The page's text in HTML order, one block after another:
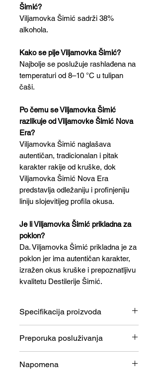
Šimić?
Viljamovka Šimić sadrži 38%
alkohola.
Kako se pije Viljamovka Šimić?
Najbolje se poslužuje rashlađena na
temperaturi od 8–10 °C u tulipan
čaši.
Po čemu se Viljamovka Šimić
razlikuje od Viljamovke Šimić Nova
Era?
Viljamovka Šimić naglašava
autentičan, tradicionalan i pitak
karakter rakije od kruške, dok
Viljamovka Šimić Nova Era
predstavlja odležaniju i profinjeniju
liniju slojevitijeg profila okusa.
Je li Viljamovka Šimić prikladna za
poklon?
Da. Viljamovka Šimić prikladna je za
poklon jer ima autentičan karakter,
izražen okus kruške i prepoznatljivu
kvalitetu Destilerije Šimić.
Specifikacija proizvoda
Specifikacije Detalji
Preporuka posluživanja
poslužuje blago rashlađena na
Napomena